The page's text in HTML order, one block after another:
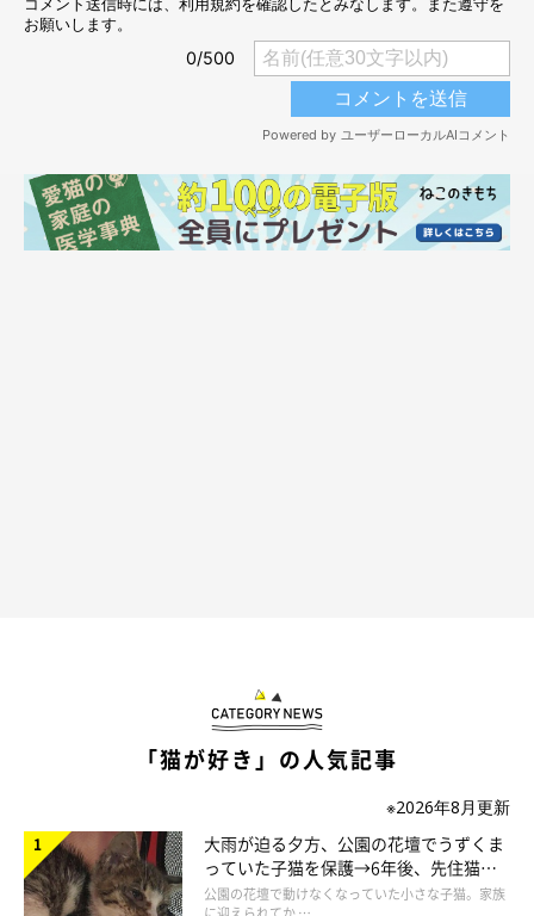
「猫が好き」の人気記事
※2026年8月更新
大雨が迫る夕方、公園の花壇でうずくま
っていた子猫を保護→6年後、先住猫
と“姉妹”のような関係に
公園の花壇で動けなくなっていた小さな子猫。家族